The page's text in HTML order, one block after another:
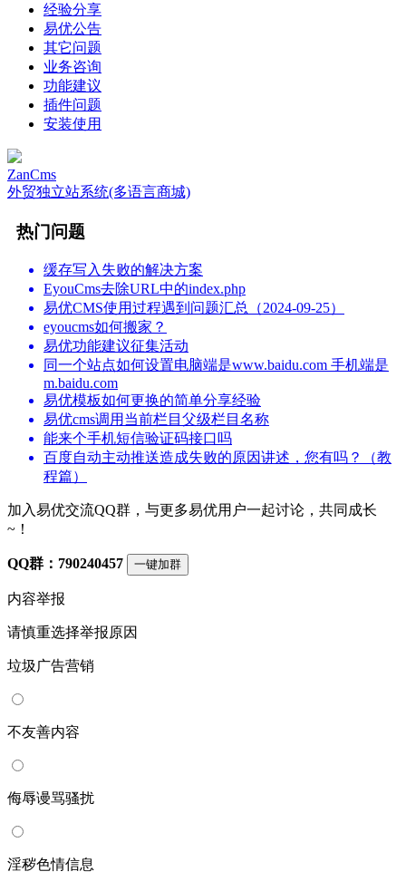
经验分享
易优公告
其它问题
业务咨询
功能建议
插件问题
安装使用
ZanCms
外贸独立站系统(多语言商城)
热门问题
缓存写入失败的解决方案
EyouCms去除URL中的index.php
易优CMS使用过程遇到问题汇总（2024-09-25）
eyoucms如何搬家？
易优功能建议征集活动
同一个站点如何设置电脑端是www.baidu.com 手机端是
m.baidu.com
易优模板如何更换的简单分享经验
易优cms调用当前栏目父级栏目名称
能来个手机短信验证码接口吗
百度自动主动推送造成失败的原因讲述，您有吗？（教
程篇）
加入易优交流QQ群，与更多易优用户一起讨论，共同成长
~！
QQ群：790240457 一键加群
内容举报
请慎重选择举报原因
垃圾广告营销
不友善内容
侮辱谩骂骚扰
淫秽色情信息